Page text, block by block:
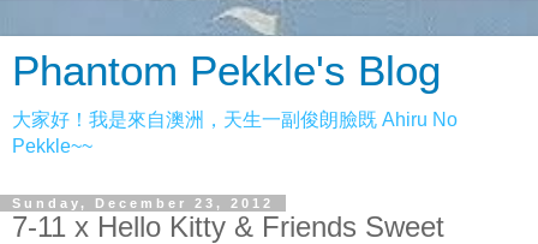
Phantom Pekkle's Blog
大家好！我是來自澳洲，天生一副俊朗臉既 Ahiru No
Pekkle~~
Sunday, December 23, 2012
7-11 x Hello Kitty & Friends Sweet